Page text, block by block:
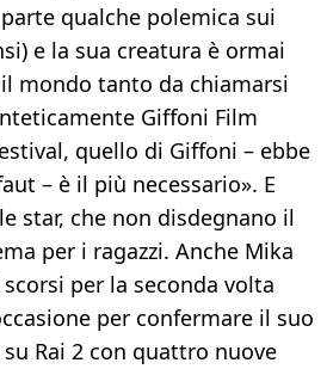
qualche polemica sui
e la sua creatura è ormai
mondo tanto da chiamarsi
Giffoni Film
quello di Giffoni – ebbe
– è il più necessario». E
star, che non disdegnano il
per i ragazzi. Anche Mika
per la seconda volta
per confermare il suo
Rai 2 con quattro nuove